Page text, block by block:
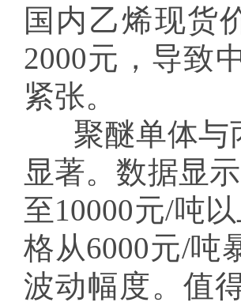
国内乙烯现货
2000元，导致
紧张。
聚醚单体与
显著。数据显
至10000元/吨
格从6000元/吨
波动幅度。值